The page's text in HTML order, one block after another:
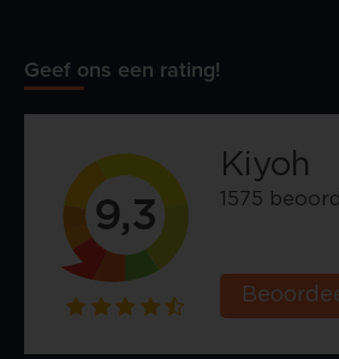
Geef ons een rating!